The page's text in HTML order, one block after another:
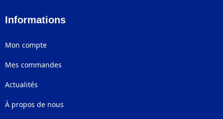
Informations
Mon compte
Mes commandes
Actualités
À propos de nous